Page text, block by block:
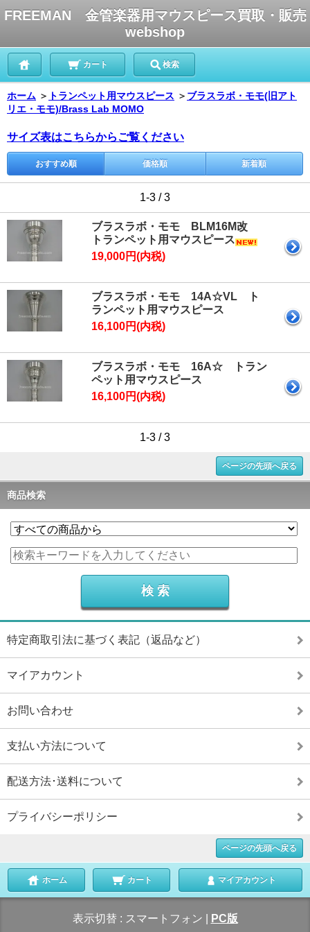
FREEMAN 金管楽器用マウスピース買取・販売
webshop
カート 検索
ホーム ＞ トランペット用マウスピース ＞ ブラスラボ・モモ(旧アト
リエ・モモ)/Brass Lab MOMO
サイズ表はこちらからご覧ください
おすすめ順 価格順 新着順
1-3 / 3
ブラスラボ・モモ BLM16M改
トランペット用マウスピース
19,000円(内税)
ブラスラボ・モモ 14A☆VL ト
ランペット用マウスピース
16,100円(内税)
ブラスラボ・モモ 16A☆ トラン
ペット用マウスピース
16,100円(内税)
1-3 / 3
ページの先頭へ戻る
商品検索
特定商取引法に基づく表記（返品など）
マイアカウント
お問い合わせ
支払い方法について
配送方法･送料について
プライバシーポリシー
ページの先頭へ戻る
ホーム カート マイアカウント
表示切替 : スマートフォン PC版